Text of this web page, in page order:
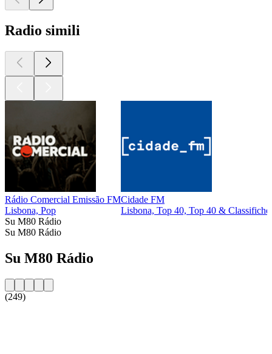
Radio simili
Rádio Comercial Emissão FM
Lisbona, Pop
Cidade FM
Lisbona, Top 40, Top 40 &
Su M80 Rádio
Su M80 Rádio
Su M80 Rádio
(249)